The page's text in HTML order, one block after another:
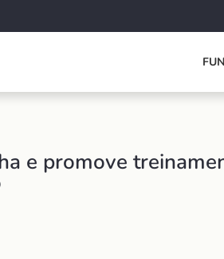
e promove